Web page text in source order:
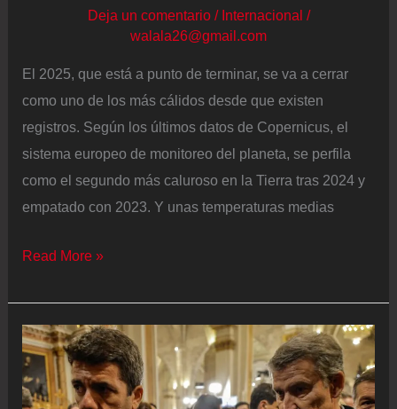
Deja un comentario / Internacional /
walala26@gmail.com
El 2025, que está a punto de terminar, se va a cerrar
como uno de los más cálidos desde que existen
registros. Según los últimos datos de Copernicus, el
sistema europeo de monitoreo del planeta, se perfila
como el segundo más caluroso en la Tierra tras 2024 y
empatado con 2023. Y unas temperaturas medias
2025
un
destructivo
rastro
de
Read More »